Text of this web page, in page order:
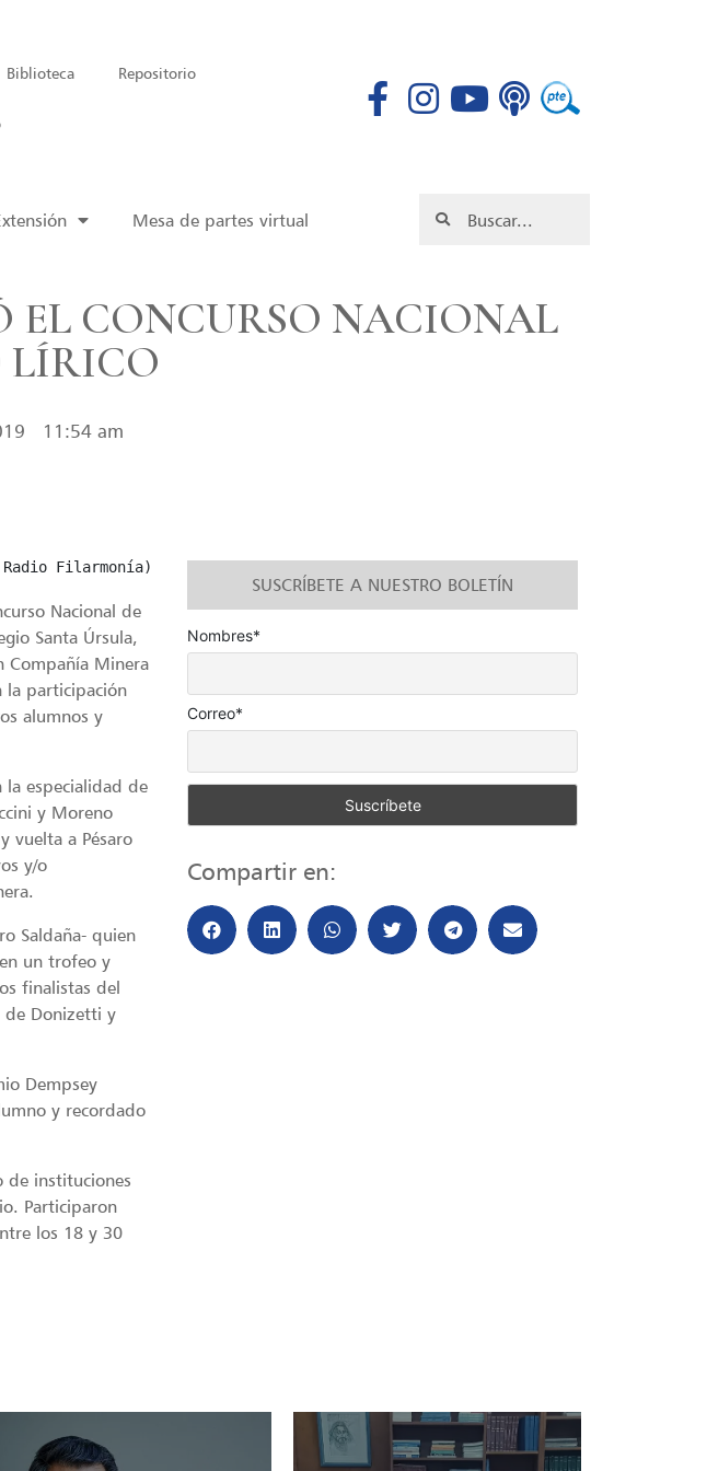
Biblioteca Repositorio
Mesa de partes virtual
EL CONCURSO NACIONAL
LÍRICO
11:54 am
Filarmonía)
Nacional de
Santa Úrsula,
Compañía Minera
la participación
alumnos y
la especialidad de
y Moreno
vuelta a Pésaro
y/o
Saldaña- quien
un trofeo y
finalistas del
de Donizetti y
Dempsey
y recordado
de instituciones
Participaron
los 18 y 30
SUSCRÍBETE A NUESTRO BOLETÍN
Nombres*
Correo*
Compartir en: